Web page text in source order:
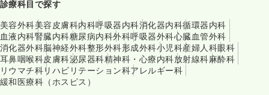
診療科目で探す
美容外科美容皮膚科内科呼吸器内科消化器内科循環器内科
血液内科腎臓内科糖尿病内科外科呼吸器外科心臓血管外科
消化器外科脳神経外科整形外科形成外科小児科産婦人科眼科
耳鼻咽喉科皮膚科泌尿器科精神科・心療内科放射線科麻酔科
リウマチ科リハビリテーション科アレルギー科
緩和医療科（ホスピス）